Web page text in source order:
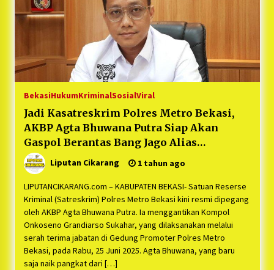
BekasiHukumKriminalSosialViral
Jadi Kasatreskrim Polres Metro Bekasi,
AKBP Agta Bhuwana Putra Siap Akan
Gaspol Berantas Bang Jago Alias
Premanisme
Liputan Cikarang 1 tahun ago
LIPUTANCIKARANG.com – KABUPATEN BEKASI- Satuan Reserse
Kriminal (Satreskrim) Polres Metro Bekasi kini resmi dipegang
oleh AKBP Agta Bhuwana Putra. Ia menggantikan Kompol
Onkoseno Grandiarso Sukahar, yang dilaksanakan melalui
serah terima jabatan di Gedung Promoter Polres Metro
Bekasi, pada Rabu, 25 Juni 2025. Agta Bhuwana, yang baru
saja naik pangkat dari […]